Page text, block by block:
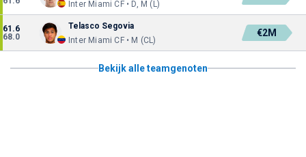
Inter Miami CF • D, M (L)
61.6
68.0
Telasco Segovia
Inter Miami CF • M (CL)
€2M
Bekijk alle teamgenoten